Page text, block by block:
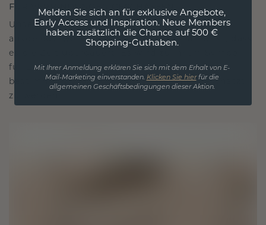
FÜR VERBINDUNGEN GESCHAFFEN
Unsere Designphilosophie ist auf Verbindung
ausgelegt, wobei jedes Stück so gestaltet ist, dass
es die Zeit überdauert. Es wird zu Ihrem Symbol
für Liebe und wertvolle Momente, das dazu
bestimmt ist, für immer getragen und geschätzt
zu werden.
Melden Sie sich an für exklusive Angebote,
Early Access und Inspiration. Neue Members
haben zusätzlich die Chance auf 500 €
Shopping-Guthaben.
Mit Ihrer Anmeldung erklären Sie sich mit dem Erhalt von E-
Mail-Marketing einverstanden. Klicken Sie hierfür die
allgemeinen Geschäftsbedingungen dieser Aktion.